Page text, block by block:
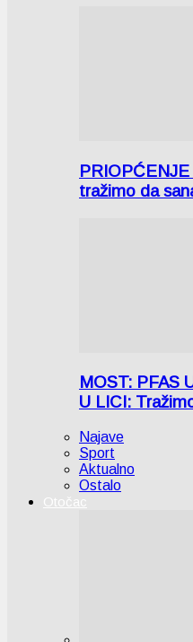
tražimo da
MOST: PFAS
U LICI:
Najave
Sport
Aktualno
Ostalo
Otočac